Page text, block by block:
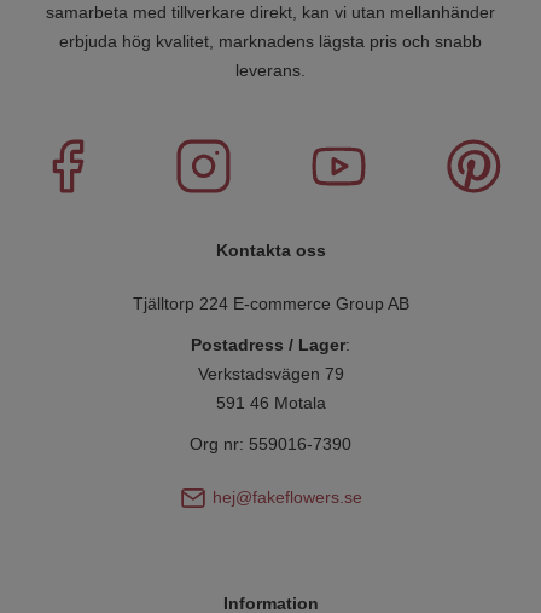
samarbeta med tillverkare direkt, kan vi utan mellanhänder
erbjuda hög kvalitet, marknadens lägsta pris och snabb
leverans.
Kontakta oss
Tjälltorp 224 E-commerce Group AB
Postadress / Lager:
Verkstadsvägen 79
591 46 Motala
Org nr: 559016-7390
hej@fakeflowers.se
Information